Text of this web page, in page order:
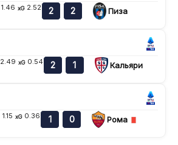
1.46 xG 2.52 2 2 Пиза
2.49 xG 0.54 2 1 Кальяри
1.15 xG 0.36 1 0 Рома